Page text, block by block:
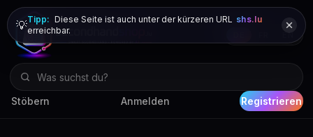
Stöbern Anmelden Registrieren
💡Tipp: Diese Seite ist auch unter der kürzeren URL shs.lu
erreichbar.